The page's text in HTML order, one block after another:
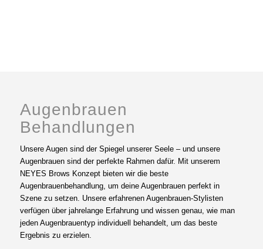
Augenbrauen
Behandlungen
Unsere Augen sind der Spiegel unserer Seele – und unsere
Augenbrauen sind der perfekte Rahmen dafür. Mit unserem
NEYES Brows Konzept bieten wir die beste
Augenbrauenbehandlung, um deine Augenbrauen perfekt in
Szene zu setzen. Unsere erfahrenen Augenbrauen-Stylisten
verfügen über jahrelange Erfahrung und wissen genau, wie man
jeden Augenbrauentyp individuell behandelt, um das beste
Ergebnis zu erzielen.